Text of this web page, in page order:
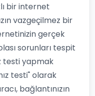
bir internet
vazgeçilmez bir
gerçek
sorunları tespit
testi yapmak
testi" olarak
bağlantınızın